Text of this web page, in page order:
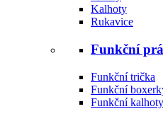
Kalhoty
Rukavice
Funkční
Funkční trička
Funkční
Funkční kalhoty